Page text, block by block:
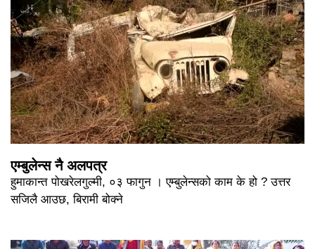
एम्बुलेन्स नै अलपत्र
हुमाकान्त पोखरेलगुल्मी, ०३ फागुन । एम्बुलेन्सको काम के हो ? उत्तर
सजिलै आउछ, बिरामी बोक्ने